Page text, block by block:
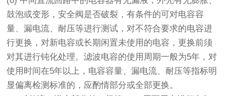
鼓泡或变形，安全阀是否破裂，有条件的可对电容容
量、漏电流、耐压等进行测试，对不符合要求的电容进
行更换，对新电容或长期闲置未使用的电容，更换前须
对其进行钝化处理。滤波电容的使用周期一般为5年，对
使用时间在5年以上，电容容量、漏电流、耐压等指标明
显偏离检测标准的，应酌情部分或全部更换。